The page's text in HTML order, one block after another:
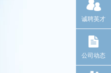
诚聘英才
公司动态